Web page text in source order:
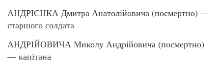
АНДРІЄНКА Дмитра Анатолійовича (посмертно) —
старшого солдата
АНДРІЙОВИЧА Миколу Андрійовича (посмертно)
— капітана